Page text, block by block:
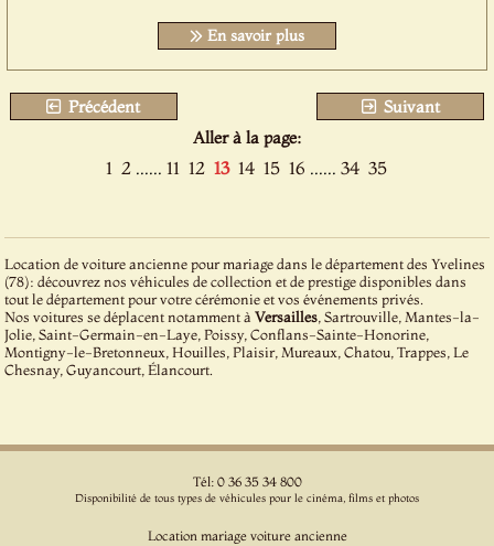
En savoir plus
Précédent
Suivant
Aller à la page:
1 2 ...... 11 12 13 14 15 16 ...... 34 35
Location de voiture ancienne pour mariage dans le département des Yvelines
(78): découvrez nos véhicules de collection et de prestige disponibles dans
tout le département pour votre cérémonie et vos événements privés.
Nos voitures se déplacent notamment àVersailles , Sartrouville, Mantes-la-
Jolie, Saint-Germain-en-Laye, Poissy, Conflans-Sainte-Honorine,
Montigny-le-Bretonneux, Houilles, Plaisir, Mureaux, Chatou, Trappes, Le
Chesnay, Guyancourt, Élancourt.
Tél: 0 36 35 34 800
Disponibilité de tous types de véhicules pour le cinéma, films et photos
Location mariage voiture ancienne